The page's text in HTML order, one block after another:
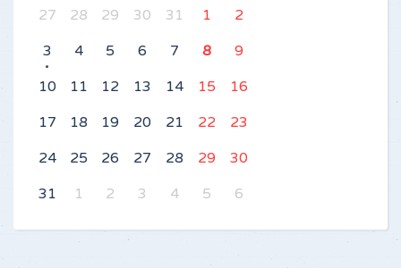
27
28 29 30 31 1
2
3
4 5 6 7 8
9
10
11 12 13 14 15
16
17
18 19 20 21 22
23
24
25 26 27 28 29
30
31
1 2 3 4 5 6